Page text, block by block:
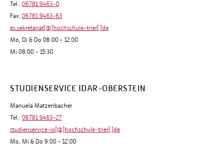
Tel.: 06781 9463-0
Fax: 06781 9463-63
es.sekretariat[@]hochschule-trier[.]de
Mo, Di & Do 08:00 - 12:00
Mi 08:00 - 15:30
STUDIENSERVICE IDAR-OBERSTEIN
Manuela Matzenbacher
Tel.: 06781 9463-27
studienservice-io[@]hochschule-trier[.]de
Mo, Mi & Do 9:00 - 12:00